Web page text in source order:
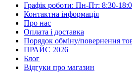
Графік роботи: Пн-Пт: 8:30-
Контактна інформація
Про нас
Оплата і доставка
Порядок обміну/повернення
ПРАЙС 2026
Блог
Відгуки про магазин